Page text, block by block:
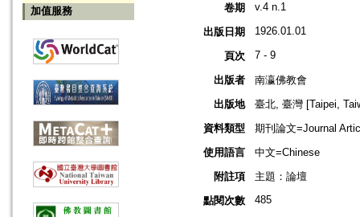
加值服務
卷期
v.4 n.1
出版日期 1926.01.01
頁次 7 - 9
出版者
南瀛佛教會
出版地
臺北, 臺灣 [Taipei,
資料類型
期刊論文=Journal
使用語言
中文=Chinese
附註項
主題：論壇
點閱次數
485